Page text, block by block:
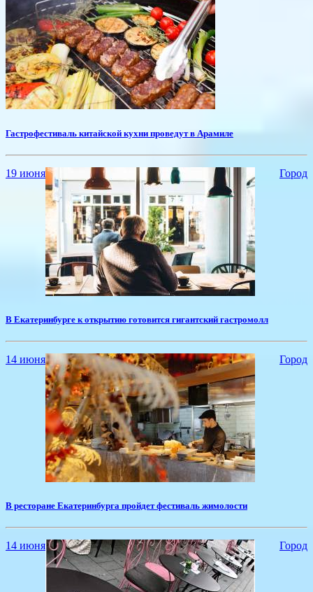
Гастрофестиваль китайской кухни проведут в Арамиле
19 июня Город
В Екатеринбурге к открытию готовится гигантский гастромолл
14 июня Город
В ресторане Екатеринбурга пройдет фестиваль жимолости
14 июня Город